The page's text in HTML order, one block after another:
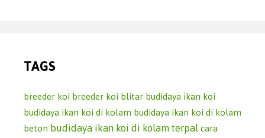
TAGS
breeder koi breeder koi blitar budidaya ikan koi
budidaya ikan koi di kolam budidaya ikan koi di kolam
beton budidaya ikan koi di kolam terpal cara